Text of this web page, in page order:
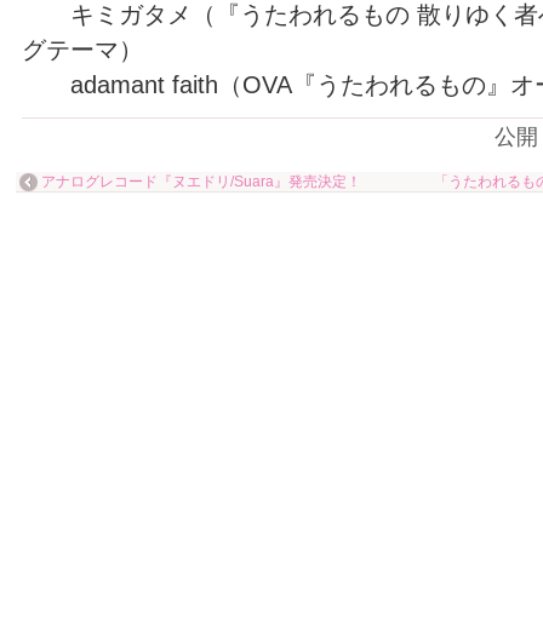
キミガタメ（『うたわれるもの 散りゆく者
グテーマ）
adamant faith（OVA『うたわれるもの』オ
公開
アナログレコード『ヌエドリ/Suara』発売決定！ 「うたわれる